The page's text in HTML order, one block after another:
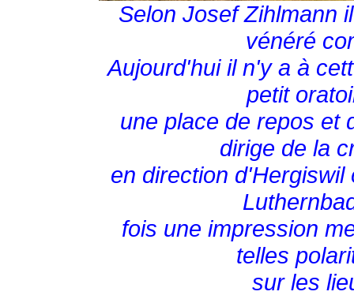
Selon Josef Zihlmann
vénéré
Aujourd'hui il n'y a à
petit
une place de repos et
dirige de la
en direction
fois une impression
telles
sur les